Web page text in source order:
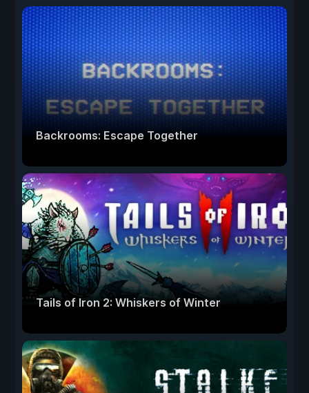
Backrooms: Escape Together
Tails of Iron 2: Whiskers of Winter